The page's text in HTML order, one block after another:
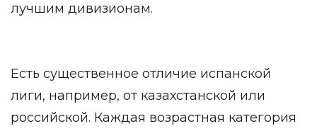
лучшим дивизионам.
Есть существенное отличие испанской
лиги, например, от казахстанской или
российской. Каждая возрастная категория